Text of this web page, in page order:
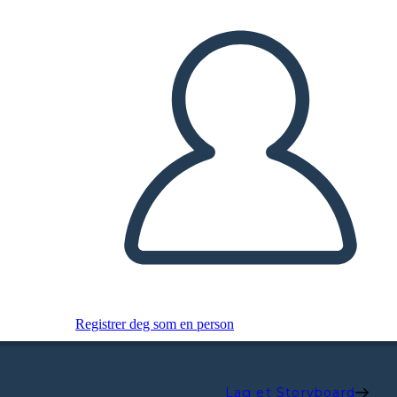
Registrer deg som en person
Lag et Storyboard